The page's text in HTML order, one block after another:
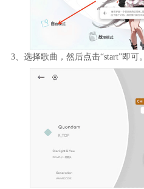
3、选择歌曲，然后点击“start”即可。